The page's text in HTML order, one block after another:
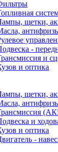
щетки,
-
и
и оптика
щетки,
и
и оптика
-